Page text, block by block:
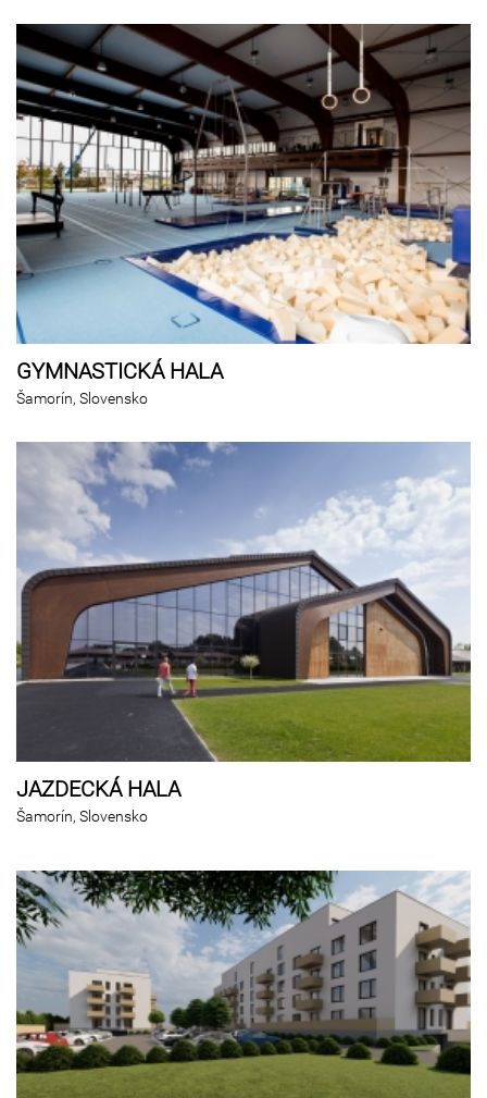
GYMNASTICKÁ HALA
Šamorín, Slovensko
JAZDECKÁ HALA
Šamorín, Slovensko